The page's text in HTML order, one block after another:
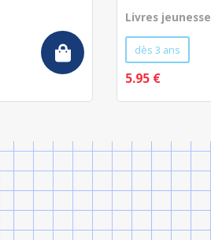
Livres jeunesse
dès 3 ans
5.95 €